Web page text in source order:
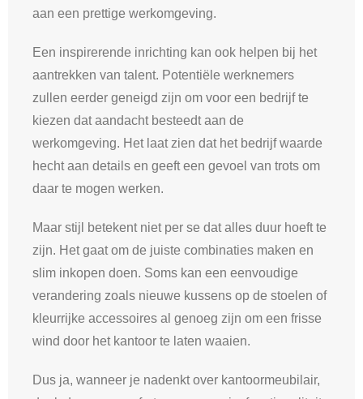
aan een prettige werkomgeving.
Een inspirerende inrichting kan ook helpen bij het
aantrekken van talent. Potentiële werknemers
zullen eerder geneigd zijn om voor een bedrijf te
kiezen dat aandacht besteedt aan de
werkomgeving. Het laat zien dat het bedrijf waarde
hecht aan details en geeft een gevoel van trots om
daar te mogen werken.
Maar stijl betekent niet per se dat alles duur hoeft te
zijn. Het gaat om de juiste combinaties maken en
slim inkopen doen. Soms kan een eenvoudige
verandering zoals nieuwe kussens op de stoelen of
kleurrijke accessoires al genoeg zijn om een frisse
wind door het kantoor te laten waaien.
Dus ja, wanneer je nadenkt over kantoormeubilair,